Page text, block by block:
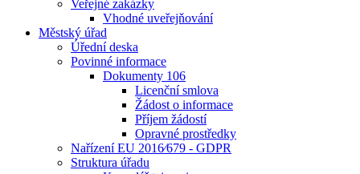
Veřejné zakázky
Vhodné uveřejňování
Městský úřad
Úřední deska
Povinné informace
Dokumenty 106
Licenční smlova
Žádost o informace
Příjem žádostí
Opravné prostředky
Nařízení EU 2016⁄679 - GDPR
Struktura úřadu